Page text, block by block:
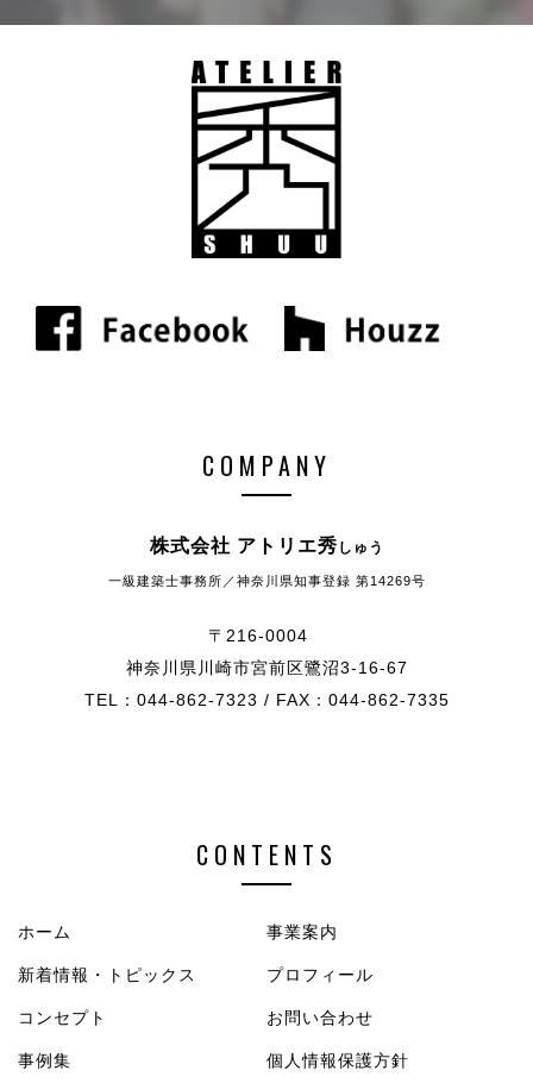
COMPANY
株式会社 アトリエ秀 しゅう
一級建築士事務所／神奈川県知事登録 第14269号
〒216-0004
神奈川県川崎市宮前区鷺沼3-16-67
TEL：044-862-7323 / FAX：044-862-7335
CONTENTS
ホーム
新着情報・トピックス
コンセプト
事例集
事業案内
プロフィール
お問い合わせ
個人情報保護方針